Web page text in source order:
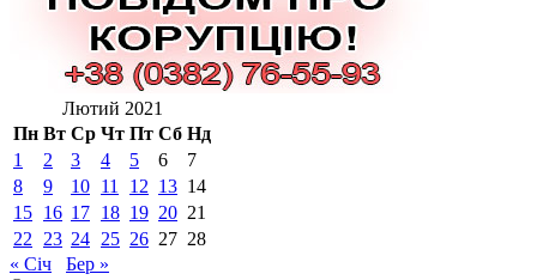
Лютий 2021
Пн Вт Ср Чт Пт Сб Нд
1
2 3 4 5 6
7
8
9 10 11 12 13 14
15 16 17 18 19 20 21
22
23 24 25 26 27 28
« Січ
Бер »